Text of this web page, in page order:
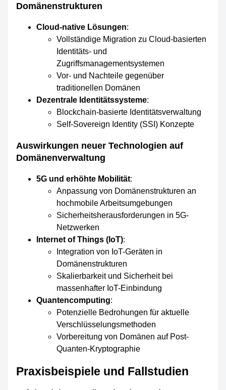
Domänenstrukturen
Cloud-native Lösungen:
Vollständige Migration zu Cloud-basierten
Identitäts- und
Zugriffsmanagementsystemen
Vor- und Nachteile gegenüber
traditionellen Domänen
Dezentrale Identitätssysteme:
Blockchain-basierte Identitätsverwaltung
Self-Sovereign Identity (SSI) Konzepte
Auswirkungen neuer Technologien auf
Domänenverwaltung
5G und erhöhte Mobilität:
Anpassung von Domänenstrukturen an
hochmobile Arbeitsumgebungen
Sicherheitsherausforderungen in 5G-
Netzwerken
Internet of Things (IoT):
Integration von IoT-Geräten in
Domänenstrukturen
Skalierbarkeit und Sicherheit bei
massenhafter IoT-Einbindung
Quantencomputing:
Potenzielle Bedrohungen für aktuelle
Verschlüsselungsmethoden
Vorbereitung von Domänen auf Post-
Quanten-Kryptographie
Praxisbeispiele und Fallstudien